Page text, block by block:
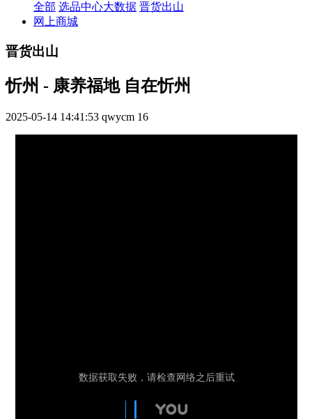
全部 选品中心大数据 晋货出山
网上商城
晋货出山
忻州 - 康养福地 自在忻州
2025-05-14 14:41:53 qwycm 16